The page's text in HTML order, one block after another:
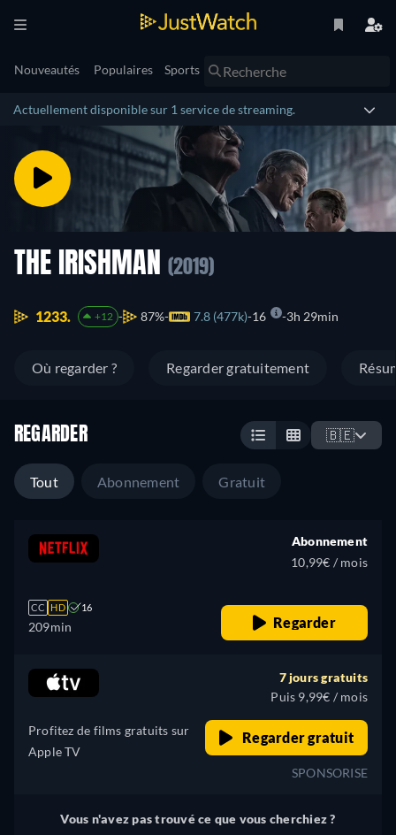
Nouveautés Populaires Sports
Actuellement disponible sur 1 service de streaming.
THE IRISHMAN (2019)
1233. +12 87% 7.8 (477k) 16 3h 29min
Où regarder ? Regarder gratuitement
REGARDER 🇧🇪
Tout Abonnement Gratuit
CC HD 16
209min
Abonnement
10,99€ / mois
Regarder
Profitez de films gratuits sur
Apple TV
7 jours gratuits
Puis 9,99€ / mois
Regarder gratuit
SPONSORISE
Vous n'avez pas trouvé ce que vous cherchiez ?